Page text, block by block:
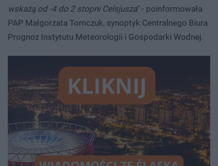
wskażą od -4 do 2 stopni Celsjusza" - poinformowała
PAP Małgorzata Tomczuk, synoptyk Centralnego Biura
Prognoz Instytutu Meteorologii i Gospodarki Wodnej.